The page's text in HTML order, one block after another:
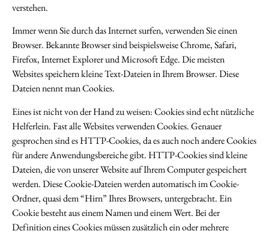
verstehen.
Immer wenn Sie durch das Internet surfen, verwenden Sie einen
Browser. Bekannte Browser sind beispielsweise Chrome, Safari,
Firefox, Internet Explorer und Microsoft Edge. Die meisten
Websites speichern kleine Text-Dateien in Ihrem Browser. Diese
Dateien nennt man Cookies.
Eines ist nicht von der Hand zu weisen: Cookies sind echt nützliche
Helferlein. Fast alle Websites verwenden Cookies. Genauer
gesprochen sind es HTTP-Cookies, da es auch noch andere Cookies
für andere Anwendungsbereiche gibt. HTTP-Cookies sind kleine
Dateien, die von unserer Website auf Ihrem Computer gespeichert
werden. Diese Cookie-Dateien werden automatisch im Cookie-
Ordner, quasi dem “Hirn” Ihres Browsers, untergebracht. Ein
Cookie besteht aus einem Namen und einem Wert. Bei der
Definition eines Cookies müssen zusätzlich ein oder mehrere